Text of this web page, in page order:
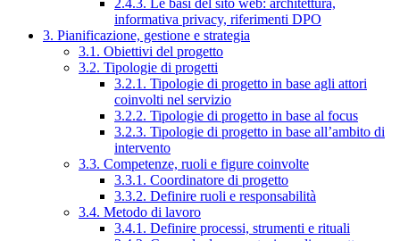
2.4.3. Le basi del sito web: architettura,
informativa privacy, riferimenti DPO
3. Pianificazione, gestione e strategia
3.1. Obiettivi del progetto
3.2. Tipologie di progetti
3.2.1. Tipologie di progetto in base agli attori
coinvolti nel servizio
3.2.2. Tipologie di progetto in base al focus
3.2.3. Tipologie di progetto in base all’ambito di
intervento
3.3. Competenze, ruoli e figure coinvolte
3.3.1. Coordinatore di progetto
3.3.2. Definire ruoli e responsabilità
3.4. Metodo di lavoro
3.4.1. Definire processi, strumenti e rituali